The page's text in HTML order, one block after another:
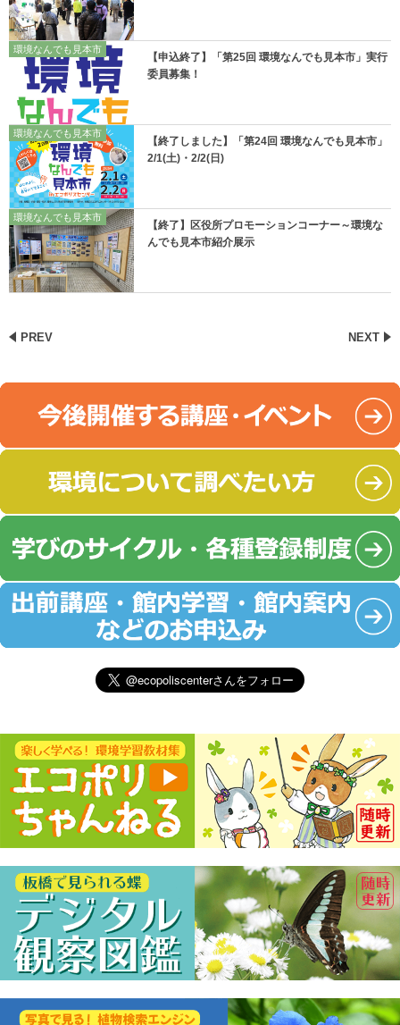
環境なんでも見本市
【申込終了】「第25回 環境なんでも見本市」実行
委員募集！
環境なんでも見本市
【終了しました】「第24回 環境なんでも見本市」
2/1(土)・2/2(日)
環境なんでも見本市
【終了】区役所プロモーションコーナー～環境な
んでも見本市紹介展示
PREV NEXT